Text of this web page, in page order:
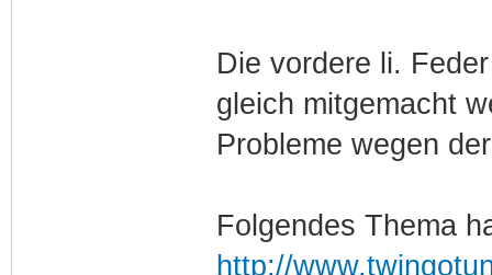
Die vordere li.
gleich mitgemacht
Probleme wegen
Folgendes Thema
http://